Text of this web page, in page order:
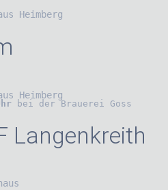
Heimberg
Heimberg
bei der Brauerei Goss
Langenkreith